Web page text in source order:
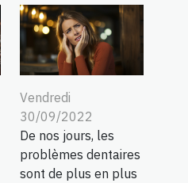
Vendredi
30/09/2022
De nos jours, les
problèmes dentaires
sont de plus en plus